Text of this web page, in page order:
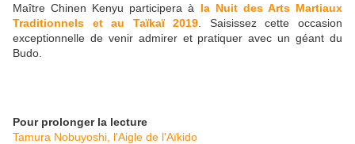
Maître Chinen Kenyu participera à la Nuit des Arts Martiaux
Traditionnels et au Taïkaï 2019 . Saisissez cette occasion
exceptionnelle de venir admirer et pratiquer avec un géant du
Budo.
Pour prolonger la lecture
Tamura Nobuyoshi, l'Aigle de l'Aïkido